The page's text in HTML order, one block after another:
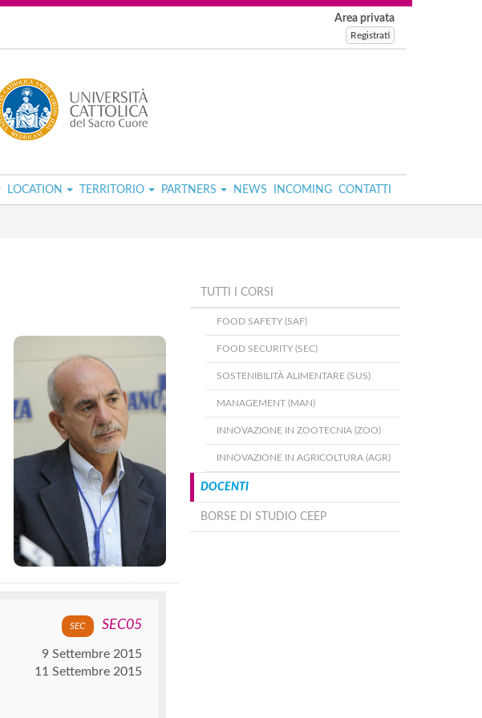
Area privata
Registrati
LOCATION TERRITORIO PARTNERS NEWS INCOMING CONTATTI
SEC05
9 Settembre 2015
11 Settembre 2015
TUTTI I CORSI
FOOD SAFETY (SAF)
FOOD SECURITY (SEC)
SOSTENIBILITÀ ALIMENTARE (SUS)
MANAGEMENT (MAN)
INNOVAZIONE IN ZOOTECNIA (ZOO)
INNOVAZIONE IN AGRICOLTURA (AGR)
DOCENTI
BORSE DI STUDIO CEEP